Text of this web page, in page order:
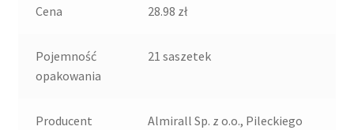
Cena 28.98 zł
Pojemność
opakowania
21 saszetek
Producent
Almirall Sp. z o.o., Pileckiego